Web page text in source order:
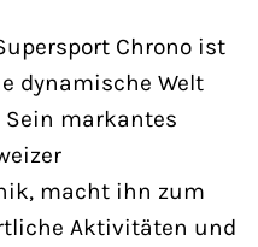
Chrono ist
dynamische Welt
Sein markantes
macht ihn zum
Aktivitäten und